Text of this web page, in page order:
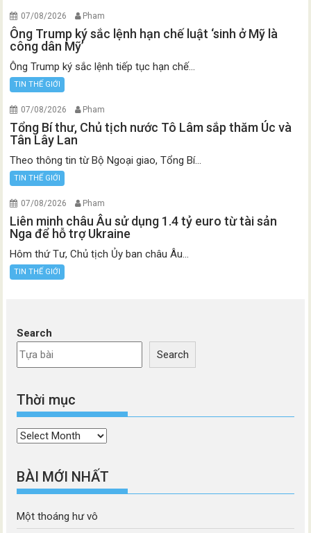
07/08/2026 Pham
Ông Trump ký sắc lệnh hạn chế luật ‘sinh ở Mỹ là
công dân Mỹ’
Ông Trump ký sắc lệnh tiếp tục hạn chế...
TIN THẾ GIỚI
07/08/2026 Pham
Tổng Bí thư, Chủ tịch nước Tô Lâm sắp thăm Úc và
Tân Lây Lan
Theo thông tin từ Bộ Ngoại giao, Tổng Bí...
TIN THẾ GIỚI
07/08/2026 Pham
Liên minh châu Âu sử dụng 1.4 tỷ euro từ tài sản
Nga để hỗ trợ Ukraine
Hôm thứ Tư, Chủ tịch Ủy ban châu Âu...
TIN THẾ GIỚI
Search
Search
Thời mục
Thời
BÀI MỚI NHẤT
Một thoáng hư vô